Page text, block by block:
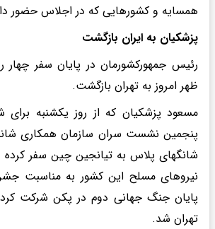
همسایه و کشورهایی که در اجلاس حضور
پزشکیان به ایران بازگشت
رئیس جمهورکشورمان در پایان سفر چهار
ظهر امروز به تهران بازگشت.
مسعود پزشکیان که از روز یکشنبه
پنجمین نشست سران سازمان همکاری
شانگهای پلاس به تیانجین چین سفر کرده
نیروهای مسلح این کشور به مناسبت
پایان جنگ جهانی دوم در پکن شرکت
تهران شد.